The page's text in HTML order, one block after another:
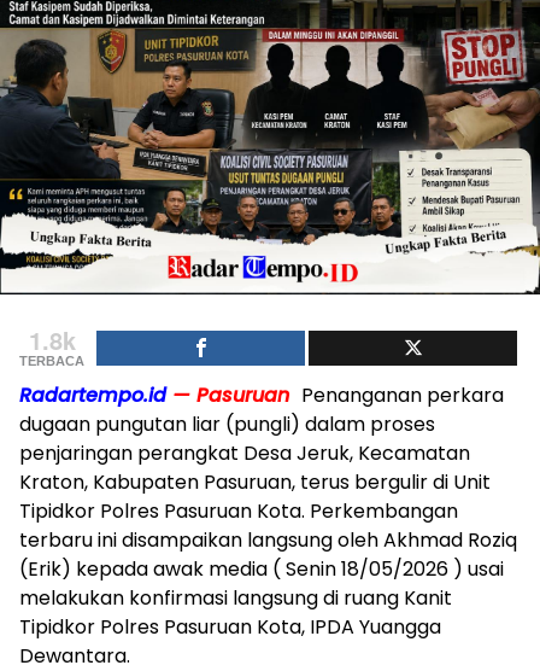
1.8k
TERBACA
Radartempo.id— Pasuruan Penanganan perkara
dugaan pungutan liar (pungli) dalam proses
penjaringan perangkat Desa Jeruk, Kecamatan
Kraton, Kabupaten Pasuruan, terus bergulir di Unit
Tipidkor Polres Pasuruan Kota. Perkembangan
terbaru ini disampaikan langsung oleh Akhmad Roziq
(Erik) kepada awak media ( Senin 18/05/2026 ) usai
melakukan konfirmasi langsung di ruang Kanit
Tipidkor Polres Pasuruan Kota, IPDA Yuangga
Dewantara.